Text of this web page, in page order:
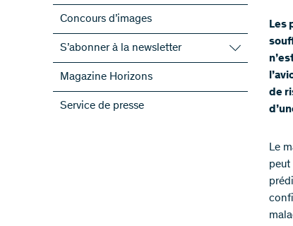
Concours d’images
S’abonner à la newsletter
S’abonner à la newsletter du FNS
S’abonner aux newsletter des PRN
ScienceGeist
Magazine Horizons
Service de presse
Les
de
Le
peut